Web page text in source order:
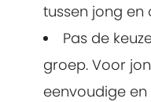
tussen jong en
Pas de
groep. Voor
eenvoudige